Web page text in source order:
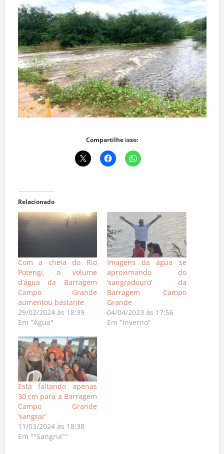
Compartilhe isso:
Relacionado
Com a cheia do Rio
Potengi, o volume
d’água da Barragem
Campo Grande
aumentou bastante
29/02/2024 às 18:39
Em "Água"
Imagens da água se
aproximando do
‘sangradouro’ da
Barragem Campo
Grande
04/04/2023 às 17:56
Em "Inverno"
Está faltando apenas
30 cm para a Barragem
Campo Grande
‘sangrar’
11/03/2024 às 18:38
Em ""Sangria""